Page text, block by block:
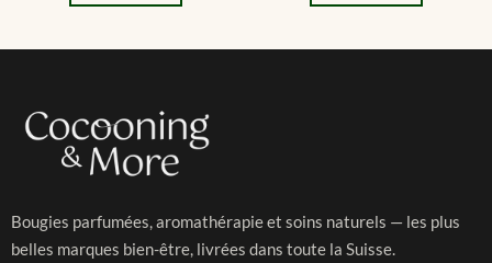
Bougies parfumées, aromathérapie et soins naturels — les plus
belles marques bien-être, livrées dans toute la Suisse.